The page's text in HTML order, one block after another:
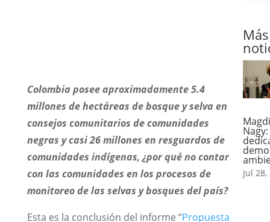
Colombia posee aproximadamente 5.4
millones de hectáreas de bosque y selva en
consejos comunitarios de comunidades
negras y casi 26 millones en resguardos de
comunidades indígenas, ¿por qué no contar
con las comunidades en los procesos de
monitoreo de las selvas y bosques del país?
Esta es la conclusión del informe “Propuesta
Más
Jul